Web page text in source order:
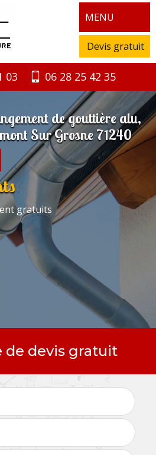
MENU
Devis gratuit
03 06 28 25 42 35
de gouttière alu,
Sur Grosne 71240
gratuits
de devis gratuit